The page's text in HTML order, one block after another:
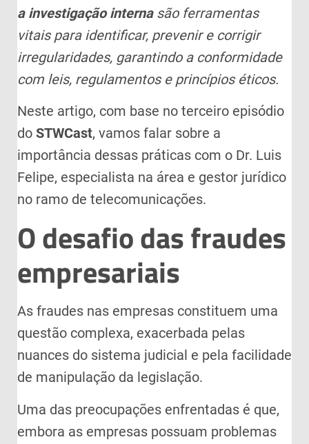
a investigação internasão ferramentas
vitais para identificar, prevenir e corrigir
irregularidades, garantindo a conformidade
com leis, regulamentos e princípios éticos.
Neste artigo, com base no terceiro episódio
do STWCast, vamos falar sobre a
importância dessas práticas com o Dr. Luis
Felipe, especialista na área e gestor jurídico
no ramo de telecomunicações.
O desafio das fraudes
empresariais
As fraudes nas empresas constituem uma
questão complexa, exacerbada pelas
nuances do sistema judicial e pela facilidade
de manipulação da legislação.
Uma das preocupações enfrentadas é que,
embora as empresas possuam problemas